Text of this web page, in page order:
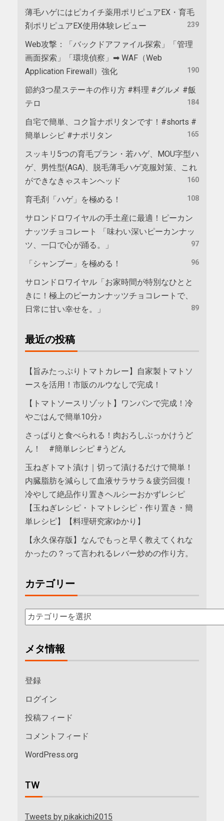
薄毛ハゲにはピカイチ薬用ポリピュアEX・育毛
剤ポリピュアEX使用体験レビュー
239
Web攻撃：「バックドアファイル探索」「管理
画面探索」「環境偵察」➡ WAF（Web
Application Firewall）強化
190
節約3つ星ステーキの作り方 #料理 #グルメ #飯
テロ
184
自宅で簡単、コク旨ナポリタンです！#shorts #
簡単レシピ #ナポリタン
165
スッキリ5つの育毛プラン・若ハゲ、MOU字型ハ
ゲ、男性型(AGA)、脱毛薄毛ハゲ克服対策、これ
ができなきゃスキンヘッド
160
育毛剤「ハゲ」を極める！ 108
サロンドロワイヤルの手土産に最適！ピーカン
ナッツチョコレート 「味わい深いピーカンナッ
ツ、一口で心が踊る。」
97
「シャンプー」を極める！ 96
サロンドロワイヤル「お家時間が特別なひとと
きに！極上のピーカンナッツチョコレートで、
日常に甘い幸せを。」
89
最近の投稿
【旨みたっぷりトマトカレー】自家製トマトソ
ースを活用！市販のルウなしで完成！
【トマトソースリゾット】ワンパンで完成！冷
やごはんで簡単10分♪
さっぱりと食べられる！肉おろしぶっかけうど
ん！ #簡単レシピ #うどん
玉ねぎトマト漬け｜切って漬けるだけで簡単！
内臓脂肪を減らして血液サラサラ＆疲労回復！
冷やして絶品作り置きヘルシーおかずレシピ
【玉ねぎレシピ・トマトレシピ・作り置き・簡
単レシピ】【料理研究家ゆかり】
【永久保存版】なんでもっと早く教えてくれな
かったの？って言われるレバー炒めの作り方。
カテゴリー
メタ情報
登録
ログイン
投稿フィード
コメントフィード
WordPress.org
TW
Tweets by pikakichi2015